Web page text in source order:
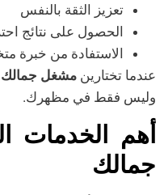
تعزيز الثقة بالنفس
الحصول على نتائج
الاستفادة من خبرة
عندما تختارين مشغل جمالك
وليس فقط في مظهرك.
أهم الخدمات
جمالك